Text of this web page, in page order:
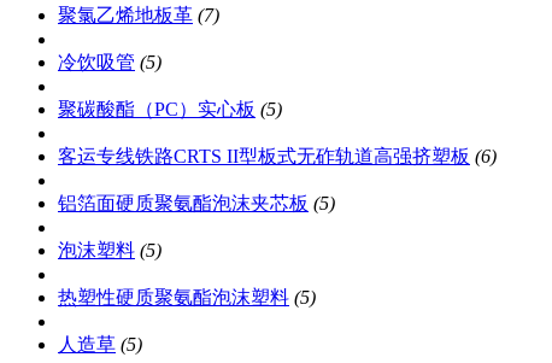
聚氯乙烯地板革 (7)
冷饮吸管 (5)
聚碳酸酯（PC）实心板 (5)
客运专线铁路CRTS II型板式无砟轨道高强挤塑板 (6)
铝箔面硬质聚氨酯泡沫夹芯板 (5)
泡沫塑料 (5)
热塑性硬质聚氨酯泡沫塑料 (5)
人造草 (5)